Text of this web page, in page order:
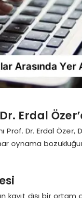
Erdal
Prof. Dr. Erdal Özer,
oynama
kayıt dışı bir